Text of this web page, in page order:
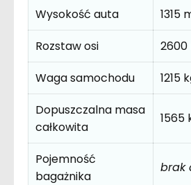
Wysokość auta
1315
Rozstaw osi
Waga samochodu
1215
Dopuszczalna masa
całkowita
1565
Pojemność
bagażnika
brak